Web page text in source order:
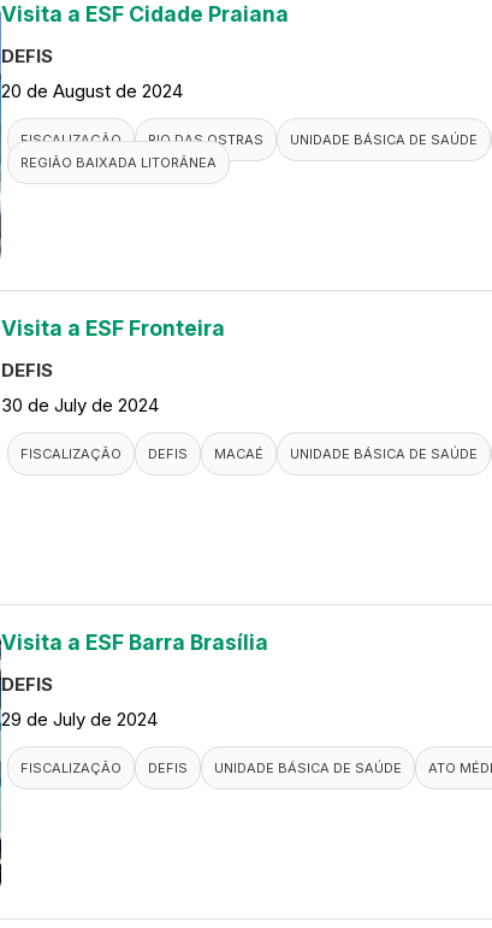
Visita a ESF Cidade Praiana
DEFIS
20 de August de 2024
FISCALIZAÇÃO RIO DAS OSTRAS UNIDADE BÁSICA DE SAÚDE
REGIÃO BAIXADA LITORÂNEA
Visita a ESF Fronteira
DEFIS
30 de July de 2024
FISCALIZAÇÃO DEFIS MACAÉ UNIDADE BÁSICA DE SAÚDE
Visita a ESF Barra Brasília
DEFIS
29 de July de 2024
FISCALIZAÇÃO DEFIS UNIDADE BÁSICA DE SAÚDE ATO